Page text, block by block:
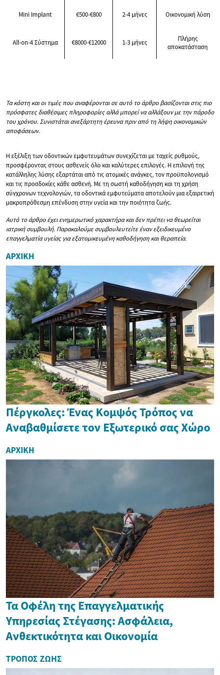
Mini Implant €500-€800 2-4 μήνες Οικονομική λύση
All-on-4 Σύστημα €8000-€12000 1-3 μήνες
Πλήρης
αποκατάσταση
Τα κόστη και οι τιμές που αναφέρονται σε αυτό το άρθρο βασίζονται στις πιο
πρόσφατες διαθέσιμες πληροφορίες αλλά μπορεί να αλλάξουν με την πάροδο
του χρόνου. Συνιστάται ανεξάρτητη έρευνα πριν από τη λήψη οικονομικών
αποφάσεων.
Η εξέλιξη των οδοντικών εμφυτευμάτων συνεχίζεται με ταχείς ρυθμούς,
προσφέροντας στους ασθενείς όλο και καλύτερες επιλογές. Η επιλογή της
κατάλληλης λύσης εξαρτάται από τις ατομικές ανάγκες, τον προϋπολογισμό
και τις προσδοκίες κάθε ασθενή. Με τη σωστή καθοδήγηση και τη χρήση
σύγχρονων τεχνολογιών, τα οδοντικά εμφυτεύματα αποτελούν μια εξαιρετική
μακροπρόθεσμη επένδυση στην υγεία και την ποιότητα ζωής.
Αυτό το άρθρο έχει ενημερωτικό χαρακτήρα και δεν πρέπει να θεωρείται
ιατρική συμβουλή. Παρακαλούμε συμβουλευτείτε έναν εξειδικευμένο
επαγγελματία υγείας για εξατομικευμένη καθοδήγηση και θεραπεία.
ΑΡΧΙΚΉ
Πέργκολες: Ένας Κομψός Τρόπος να
Αναβαθμίσετε τον Εξωτερικό σας Χώρο
ΑΡΧΙΚΉ
Τα Οφέλη της Επαγγελματικής
Υπηρεσίας Στέγασης: Ασφάλεια,
Ανθεκτικότητα και Οικονομία
ΤΡΌΠΟΣ ΖΩΉΣ